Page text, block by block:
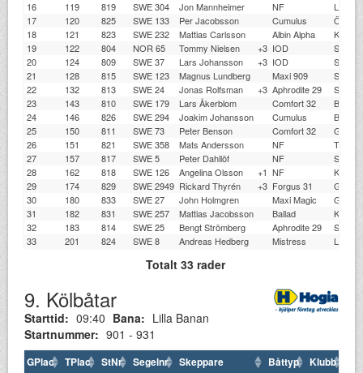
16 119 819 SWE 304 Jon Mannheimer NF
LJSS
17
120 825 SWE 133 Per Jacobsson Cumulus
ÖKK
18
121 823 SWE 232 Mattias Carlsson Albin Alpha
KMS
19
122 804 NOR 65 Tommy Nielsen +3 IOD
STSS
20
124 809 SWE 37 Lars Johansson +3 IOD
SNBS
21
128 815 SWE 123 Magnus Lundberg Maxi 909
SSSÖ
22
132 813 SWE 24 Jonas Rolfsman +3 Aphrodite 29
STSS
23
143 810 SWE 179 Lars Åkerblom Comfort 32
BJK
24
146 826 SWE 294 Joakim Johansson Cumulus
BKSS
25
150 811 SWE 73 Peter Benson Comfort 32
GKSS
26
151 821 SWE 358 Mats Andersson NF
TJSS
27
157 817 SWE 5 Peter Dahllöf NF
STSS
28
162 818 SWE 126 Angelina Olsson +1 NF
KSS
29
174 829 SWE 2949 Rickard Thyrén +3 Forgus 31
GKSS
30
180 833 SWE 27 John Holmgren Maxi Magic
GKSS
31
182 831 SWE 257 Mattias Jacobsson Ballad
KMS
32
183 814 SWE 25 Bengt Strömberg Aphrodite 29
STSS
33
201 824 SWE 8 Andreas Hedberg Mistress LESS
Totalt 33 rader
9. Kölbåtar
Starttid: 09:40 Bana: Lilla Banan
Startnummer: 901 - 931
GPlac TPlac StNr Segelnr Skeppare Båttyp Klubb